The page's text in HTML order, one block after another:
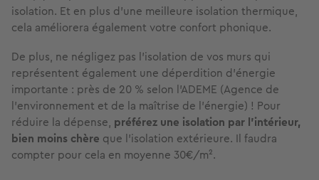
isolation. Et en plus d’une meilleure isolation thermique,
cela améliorera également votre confort phonique.
De plus, ne négligez pas l’isolation de vos murs qui
représentent également une déperdition d’énergie
importante : près de 20 % selon l’ADEME (Agence de
l’environnement et de la maîtrise de l’énergie) ! Pour
réduire la dépense, préférez une isolation par l’intérieur,
bien moins chère que l’isolation extérieure. Il faudra
compter pour cela en moyenne 30€/m².